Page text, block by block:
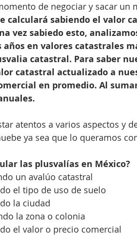
de negociar y sacar un
calculará sabiendo el valor
vez sabiedo esto,
años en valores catastrales
catastral. Para saber
catastral actualizado a
en promedio. Al
atentos a varios aspectos y
ya sea que lo queramos
las plusvalías en México?
un avalúo catastral
el tipo de uso de suelo
la ciudad
la zona o colonia
el valor o precio comercial